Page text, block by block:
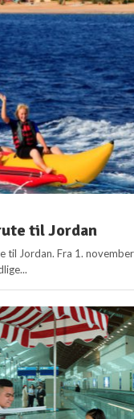
til Jordan
til Jordan. Fra 1.